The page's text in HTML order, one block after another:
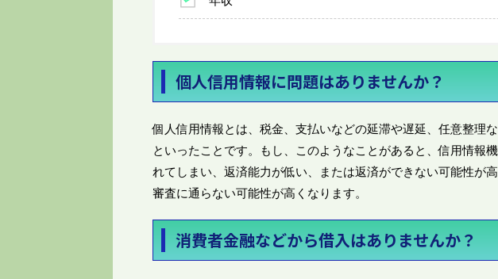
個人信用情報に問題はありませんか？
個人信用情報とは、税金、支払いなどの延滞や遅延、任意整理
といったことです。もし、このようなことがあると、信用情報
れてしまい、返済能力が低い、または返済ができない可能性が
審査に通らない可能性が高くなります。
消費者金融などから借入はありませんか？